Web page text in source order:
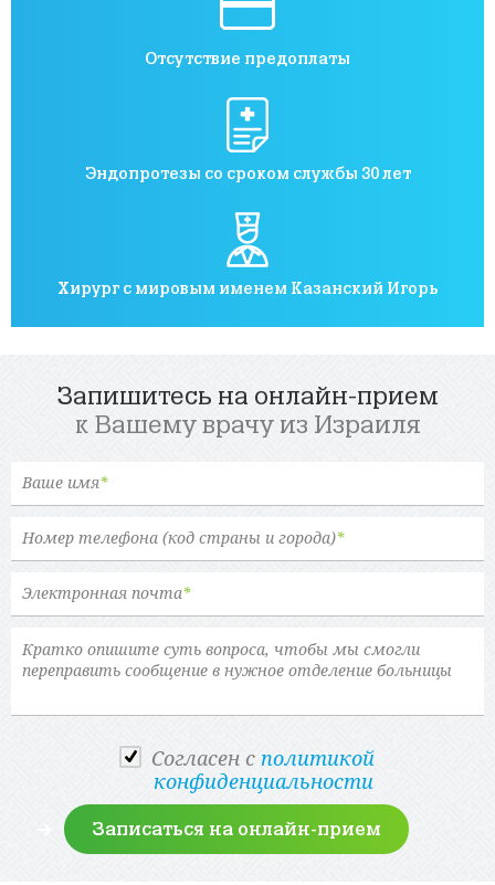
Отсутствие предоплаты
Эндопротезы со сроком службы 30 лет
Хирург с мировым именем Казанский Игорь
Запишитесь на онлайн-прием
к Вашему врачу из Израиля
Ваше имя*
Номер телефона (код страны и города)*
Электронная почта*
Cогласен с политикой
конфиденциальности